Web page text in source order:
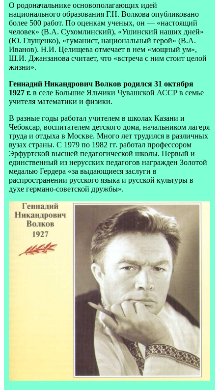
О родоначальнике основополагающих идей
национального образования Г.Н. Волкова опубликовано
более 500 работ. По оценкам ученых, он — «настоящий
человек» (В.А. Сухомлинский), «Ушинский наших дней»
(Ю. Глущенко), «гуманист, национальный герой» (В.А.
Иванов). Н.И. Целищева отмечает в нем «мощный ум»,
Ш.И. Джанзанова считает, что «встреча с ним стоит целой
жизни».
Геннадий Никандрович Волков родился 31 октября
1927 г. в селе Большие Яльчики Чувашской АССР в семье
учителя математики и физики.
В разные годы работал учителем в школах Казани и
Чебоксар, воспитателем детского дома, начальником лагеря
труда и отдыха в Москве. Много лет трудился в различных
вузах страны. С 1979 по 1982 гг. работал профессором
Эрфуртской высшей педагогической школы. Первый и
единственный из нерусских педагогов награжден Золотой
медалью Гердера «за выдающиеся заслуги в
распространении русского языка и русской культуры в
духе германо-советской дружбы».